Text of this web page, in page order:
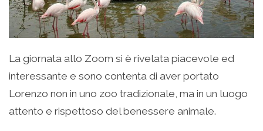
La giornata allo Zoom si è rivelata piacevole ed
interessante e sono contenta di aver portato
Lorenzo non in uno zoo tradizionale, ma in un luogo
attento e rispettoso del benessere animale.